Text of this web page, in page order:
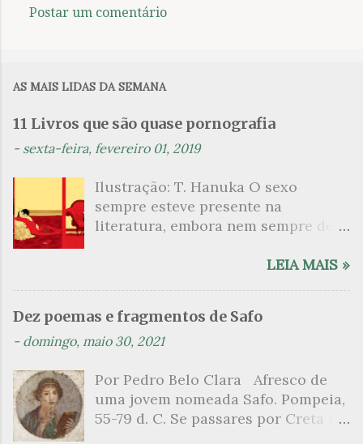
n
t
i
o
Postar um comentário
AS MAIS LIDAS DA SEMANA
11 Livros que são quase pornografia
- sexta-feira, fevereiro 01, 2019
Ilustração: T. Hanuka O sexo
sempre esteve presente na
literatura, embora nem sempre de
que mergulharam em sua própria
psicanalítico e findaram por revelar
a partir dessa intimidade o lado
apresenta um conjunto de livros
nos quais os escritores se
desnudam, livros que dispensam o
LEIA MAIS »
Dez poemas e fragmentos de Safo
- domingo, maio 30, 2021
Por Pedro Belo Clara Afresco de
uma jovem nomeada Safo. Pompeia,
55-79 d. C. Se passares por Creta 1